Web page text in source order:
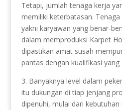
Tetapi, jumlah tenaga kerja
memiliki keterbatasan.
yakni karyawan yang benar-
dalam memproduksi Karpet
dipastikan amat susah
pantas dengan kualifikasi yang
3. Banyaknya level dalam
itu dukungan di tiap jenjang
dipenuhi, mulai dari